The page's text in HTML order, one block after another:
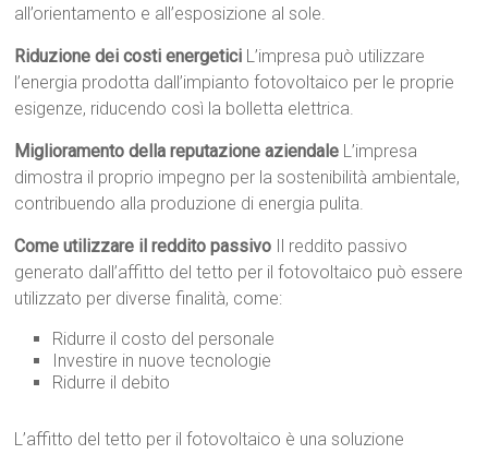
all’orientamento e all’esposizione al sole.
Riduzione dei costi energetici L’impresa può utilizzare
l’energia prodotta dall’impianto fotovoltaico per le proprie
esigenze, riducendo così la bolletta elettrica.
Miglioramento della reputazione aziendale L’impresa
dimostra il proprio impegno per la sostenibilità ambientale,
contribuendo alla produzione di energia pulita.
Come utilizzare il reddito passivo Il reddito passivo
generato dall’affitto del tetto per il fotovoltaico può essere
utilizzato per diverse finalità, come:
Ridurre il costo del personale
Investire in nuove tecnologie
Ridurre il debito
L’affitto del tetto per il fotovoltaico è una soluzione